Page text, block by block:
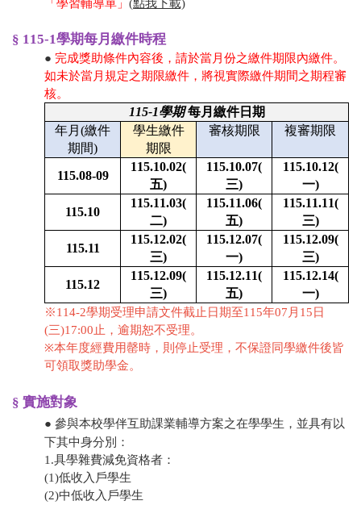
「學習輔導單」 (點我下載)
§ 115-1學期每月繳件時程
● 完成獎助條件內容後，請於當月份之繳件期限內繳件。
如未於當月規定之期限繳件，將視實際繳件期間之期程審
核。
115-1學期每月繳件日期
年月(繳件
期間)
學生繳件
期限
審核期限 複審期限
115.08-09
115.10.02(
五)
115.10.07(
三)
115.10.12(
一)
115.10
115.11.03(
二)
115.11.06(
五)
115.11.11(
三)
115.11
115.12.02(
三)
115.12.07(
一)
115.12.09(
三)
115.12
115.12.09(
三)
115.12.11(
五)
115.12.14(
一)
※114-2學期受理申請文件截止日期至115年07月15日
(三)17:00止，逾期恕不受理。
※本年度經費用罄時，則停止受理，不保證同學繳件後皆
可領取獎助學金。
§ 實施對象
● 參與本校學伴互助課業輔導方案之在學學生，並具有以
下其中身分別：
1.具學雜費減免資格者：
​(1)低收入戶學生
​(2)中低收入戶學生